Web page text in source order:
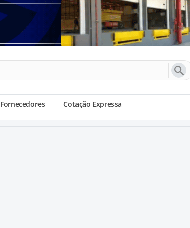
Fornecedores Cotação Expressa